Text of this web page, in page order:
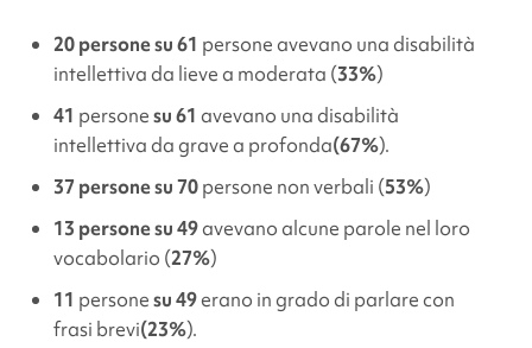
20 persone su 61 persone avevano una disabilità
intellettiva da lieve a moderata (33%)
41 personesu 61 avevano una disabilità
intellettiva da grave a profonda(67%).
37 persone su 70persone non verbali (53%)
13 persone su 49avevano alcune parole nel loro
vocabolario (27%)
11 personesu 49erano in grado di parlare con
frasi brevi(23%).